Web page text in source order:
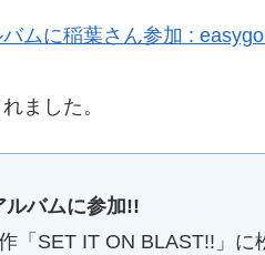
ムに稲葉さん参加 :
ました。
バムに参加!!
「SET IT ON BLAST!!」に